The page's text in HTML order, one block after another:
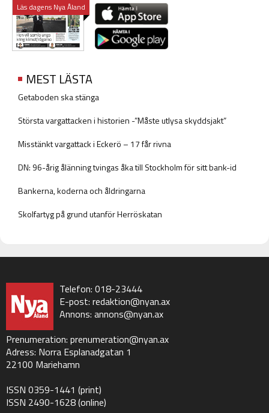
Läs dagens Nya Åland
MEST LÄSTA
Getaboden ska stänga
Största vargattacken i historien -”Måste utlysa skyddsjakt”
Misstänkt vargattack i Eckerö – 17 får rivna
DN: 96-årig ålänning tvingas åka till Stockholm för sitt bank-id
Bankerna, koderna och åldringarna
Skolfartyg på grund utanför Herröskatan
Telefon: 018-23444
E-post: redaktion@nyan.ax
Annons: annons@nyan.ax
Prenumeration: prenumeration@nyan.ax
Adress: Norra Esplanadgatan 1
22100 Mariehamn
ISSN 0359-1441 (print)
ISSN 2490-1628 (online)